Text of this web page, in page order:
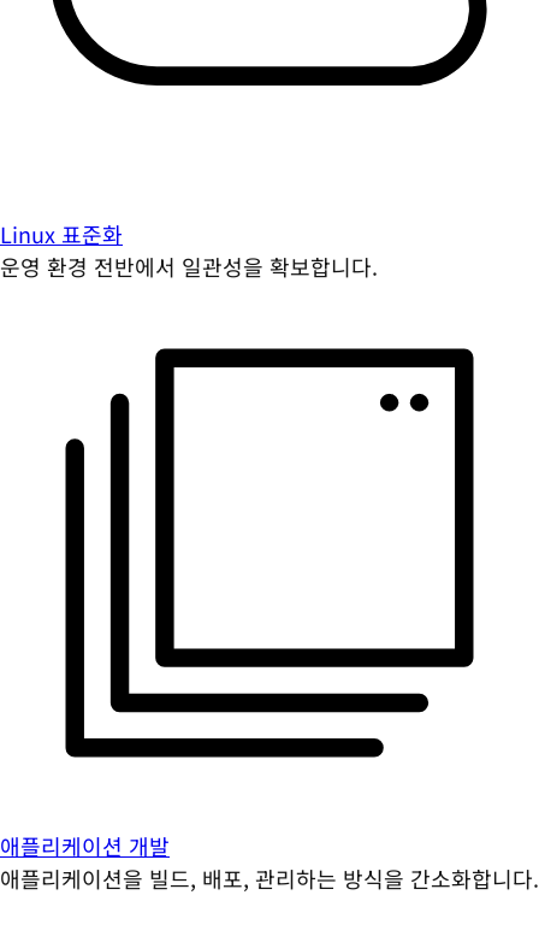
Linux 표준화
운영 환경 전반에서 일관성을 확보합니다.
애플리케이션 개발
애플리케이션을 빌드, 배포, 관리하는 방식을 간소화합니다.